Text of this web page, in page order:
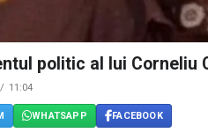
politic al lui Corneliu
11:04
WHATSAPP FACEBOOK